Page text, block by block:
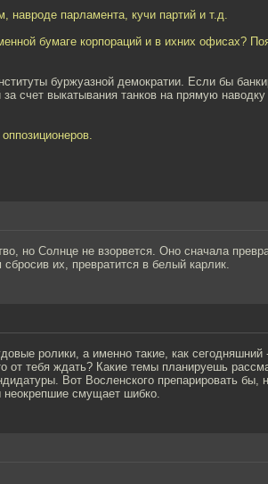
парламента, кучи партий и т.д.
бумаге корпораций и в ихних офисах?
буржуазной демократии. Если бы
счет выкатывания танков на прямую
но Солнце не взорвется. Оно сначала
их, превратится в белый карлик.
ролики, а именно такие, как сегодняшний
от тебя ждать? Какие темы планируешь
Вот Восленского препарировать бы,
неокрепшие смущает шибко.